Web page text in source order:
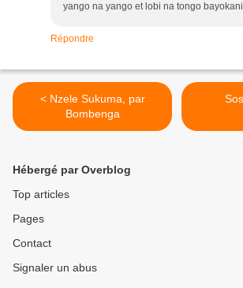
yango na yango et lobi na tongo bayokani
Répondre
< Nzele Sukuma, par
Bombenga
Hébergé par Overblog
Top articles
Pages
Contact
Signaler un abus